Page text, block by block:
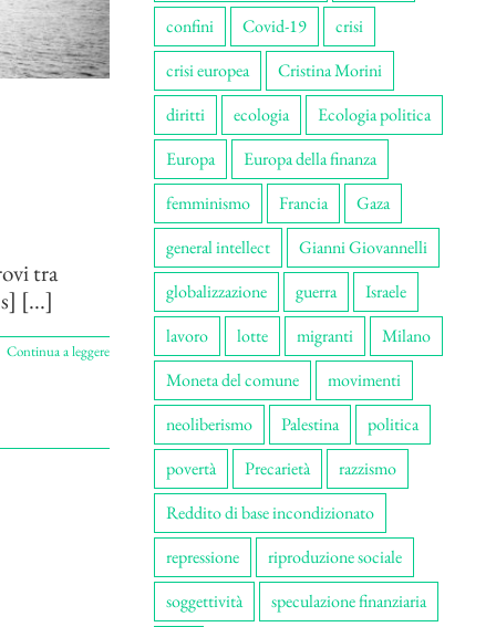
tra
[...]
Continua a leggere
confini
Covid-19
crisi
crisi europea
Cristina Morini
diritti
ecologia
Ecologia politica
Europa
Europa della finanza
femminismo
Francia
Gaza
general intellect
Gianni Giovannelli
globalizzazione
guerra
Israele
lavoro
lotte migranti
Milano
Moneta del comune
movimenti
neoliberismo
Palestina
politica
povertà
Precarietà
razzismo
Reddito di base incondizionato
repressione
riproduzione sociale
soggettività
speculazione finanziaria